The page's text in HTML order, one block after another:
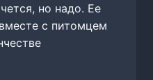
но надо. Ее
с питомцем